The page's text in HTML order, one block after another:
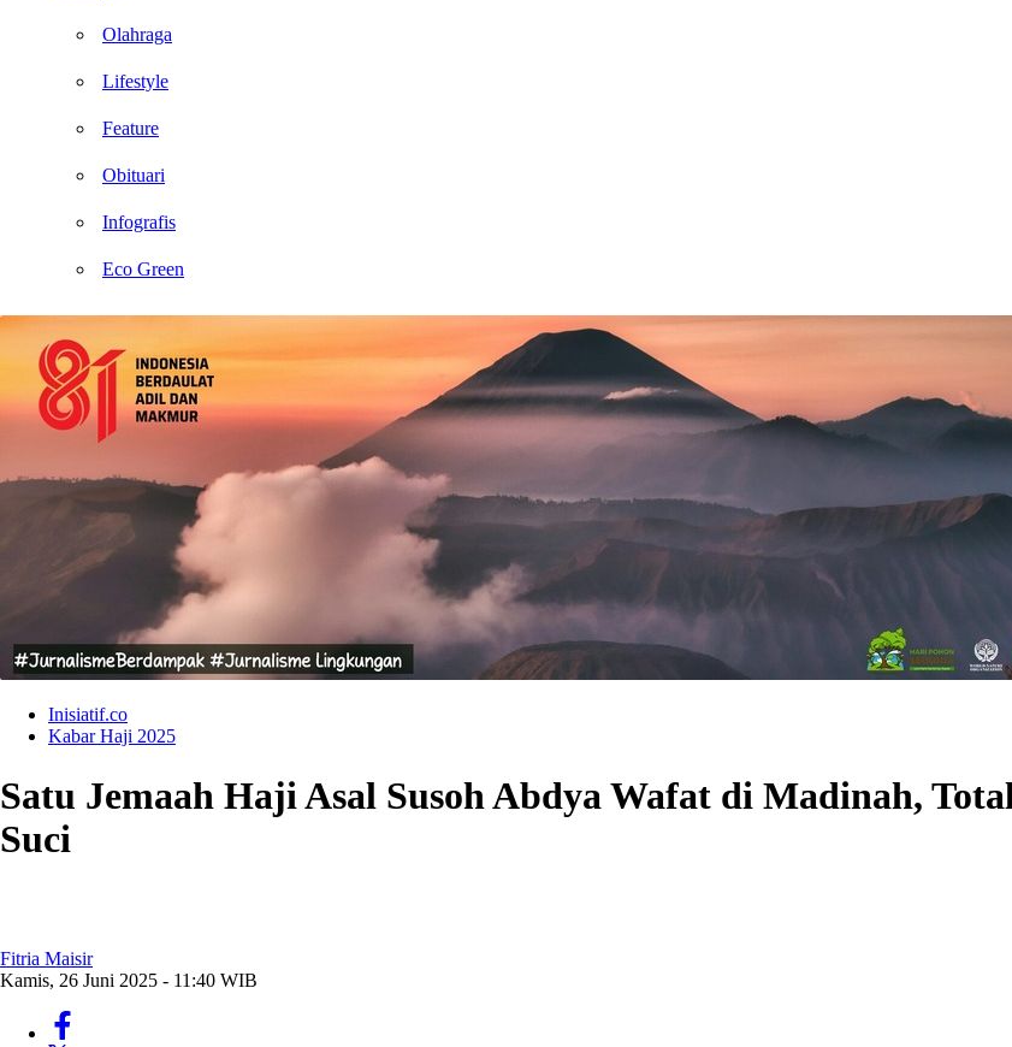
Olahraga
Lifestyle
Feature
Obituari
Infografis
Eco Green
Inisiatif.co
Kabar Haji 2025
Satu Jemaah Haji Asal Susoh Abdya Wafat di Madinah,
Suci
Fitria Maisir
Kamis, 26 Juni 2025 - 11:40 WIB